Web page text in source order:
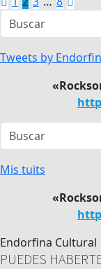
de
entradas
Tweets by
Mis tuits
Endorfina Cultural
PUEDES